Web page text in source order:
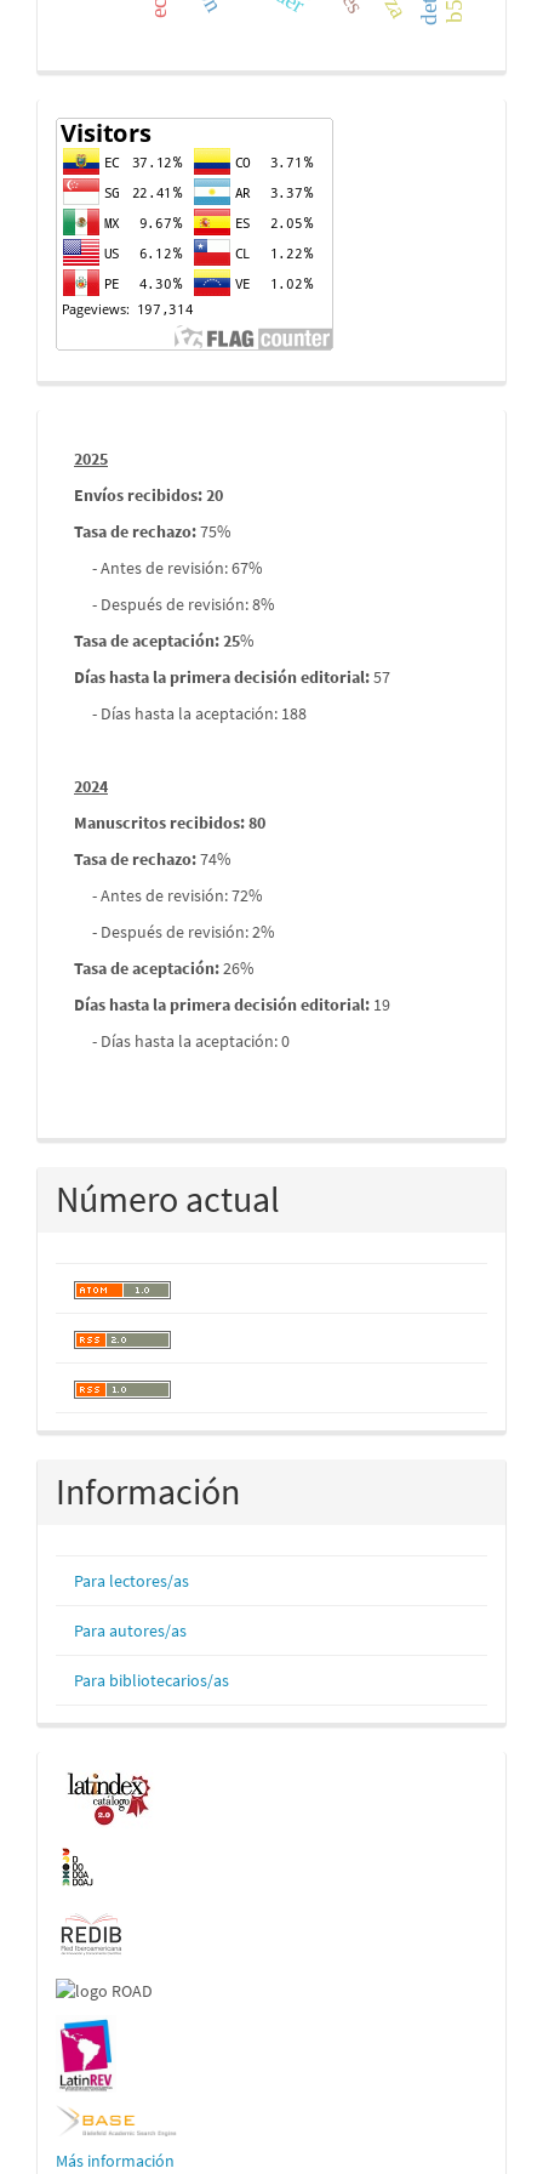
Contador
de
visitas
Informes
envios
2025
Envíos recibidos: 20
Tasa de rechazo:75%
- Antes de revisión: 67%
- Después de revisión: 8%
Tasa de aceptación: 25%
Días hasta la primera decisión editorial:57
- Días hasta la aceptación: 188
2024
Manuscritos recibidos: 80
Tasa de rechazo:74%
- Antes de revisión: 72%
- Después de revisión: 2%
Tasa de aceptación:26%
Días hasta la primera decisión editorial: 19
- Días hasta la aceptación: 0
Número actual
Información
Para lectores/as
Para autores/as
Para bibliotecarios/as
Indexaciones
Más información